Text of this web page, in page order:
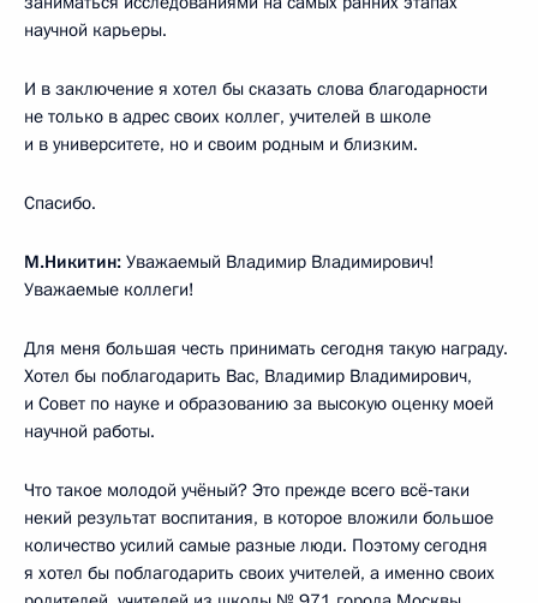
научной карьеры.
И в заключение я хотел бы сказать слова благодарности
не только в адрес своих коллег, учителей в школе
и в университете, но и своим родным и близким.
Спасибо.
М.Никитин: Уважаемый Владимир Владимирович!
Уважаемые коллеги!
Для меня большая честь принимать сегодня такую награду.
Хотел бы поблагодарить Вас, Владимир Владимирович,
и Совет по науке и образованию за высокую оценку моей
научной работы.
Что такое молодой учёный? Это прежде всего всё‑таки
некий результат воспитания, в которое вложили большое
количество усилий самые разные люди. Поэтому сегодня
я хотел бы поблагодарить своих учителей, а именно своих